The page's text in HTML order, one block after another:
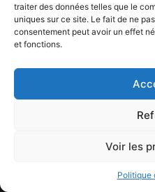
traiter des données telles que le
uniques sur ce site. Le fait de ne
consentement peut avoir un effet
et fonctions.
Voir les
Politique